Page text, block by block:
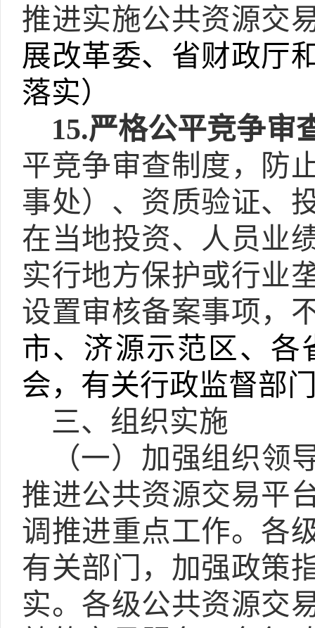
推进实施公共资源交
展改革委、省财政厅
落实）
15.严格公平竞争审
平竞争审查制度，防
事处）、资质验证、
在当地投资、人员业
实行地方保护或行业
设置审核备案事项，
市、济源示范区、各
会，有关行政监督部
三、组织实施
（一）加强组织领
推进公共资源交易平
调推进重点工作。各
有关部门，加强政策
实。各级公共资源交